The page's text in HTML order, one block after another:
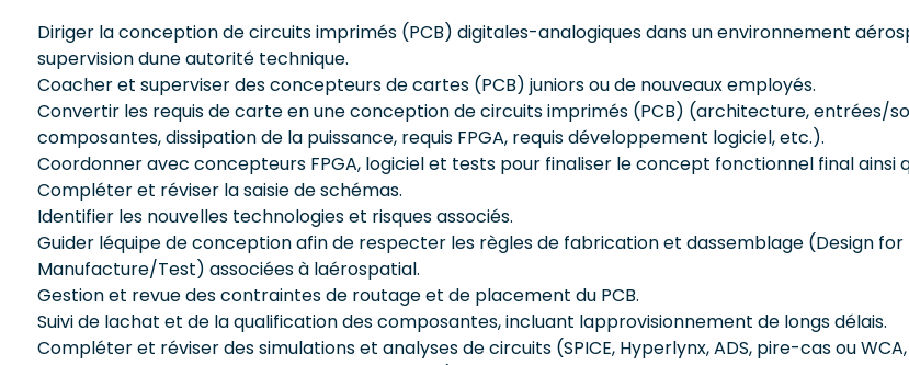
Diriger la conception de circuits imprimés (PCB) digitales-analogiques dans un environnement
supervision dune autorité technique.
Coacher et superviser des concepteurs de cartes (PCB) juniors ou de nouveaux employés.
Convertir les requis de carte en une conception de circuits imprimés (PCB) (architecture, entrées/
composantes, dissipation de la puissance, requis FPGA, requis développement logiciel, etc.).
Coordonner avec concepteurs FPGA, logiciel et tests pour finaliser le concept fonctionnel final ainsi
Compléter et réviser la saisie de schémas.
Identifier les nouvelles technologies et risques associés.
Guider léquipe de conception afin de respecter les règles de fabrication et dassemblage (Design for
Manufacture/Test) associées à laérospatial.
Gestion et revue des contraintes de routage et de placement du PCB.
Suivi de lachat et de la qualification des composantes, incluant lapprovisionnement de longs délais.
Compléter et réviser des simulations et analyses de circuits (SPICE, Hyperlynx, ADS, pire-cas ou WCA,